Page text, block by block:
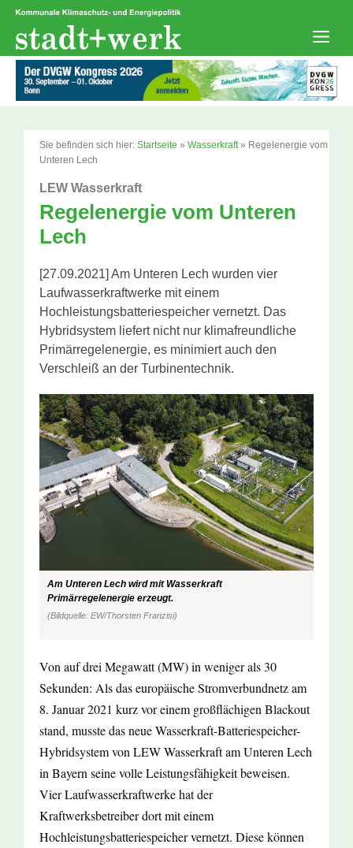
Zum
springen
Sie befinden sich hier: Startseite » Wasserkraft» Regelenergie vom
Unteren Lech
LEW Wasserkraft
Regelenergie vom Unteren
Lech
[27.09.2021] Am Unteren Lech wurden vier
Laufwasserkraftwerke mit einem
Hochleistungsbatteriespeicher vernetzt. Das
Hybridsystem liefert nicht nur klimafreundliche
Primärregelenergie, es minimiert auch den
Verschleiß an der Turbinentechnik.
Am Unteren Lech wird mit Wasserkraft
Primärregelenergie erzeugt.
(Bildquelle: EW/Thorsten Franzisi)
Von auf drei Megawatt (MW) in weniger als 30
Sekunden: Als das europäische Stromverbundnetz am
8. Januar 2021 kurz vor einem großflächigen Blackout
stand, musste das neue Wasserkraft-Batteriespeicher-
Hybridsystem von LEW Wasserkraft am Unteren Lech
in Bayern seine volle Leistungsfähigkeit beweisen.
Vier Laufwasserkraftwerke hat der
Kraftwerksbetreiber dort mit einem
Hochleistungsbatteriespeicher vernetzt. Diese können